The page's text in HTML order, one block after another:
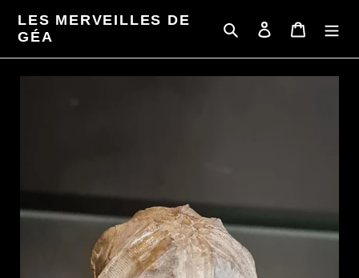
contenu
LES MERVEILLES DE
GÉA
RechercherSe connecter
Panier